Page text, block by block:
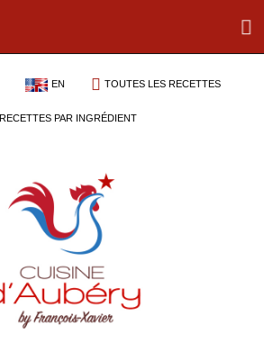
EN TOUTES LES RECETTES
RECETTES PAR INGRÉDIENT